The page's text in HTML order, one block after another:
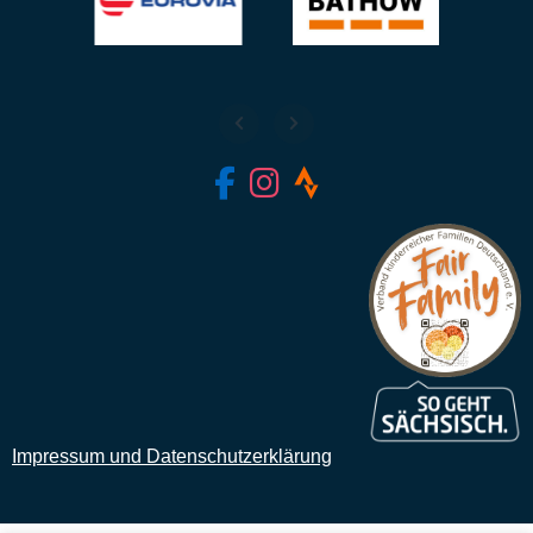
fab fa-facebook-f
fab fa-instagram
Impressum und Datenschutzerklärung